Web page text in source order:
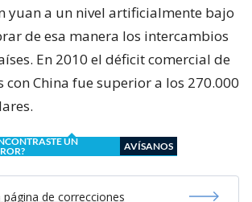
yuan a un nivel artificialmente bajo
de esa manera los intercambios
En 2010 el déficit comercial de
con China fue superior a los 270.000
UN
AVÍSANOS
página de correcciones